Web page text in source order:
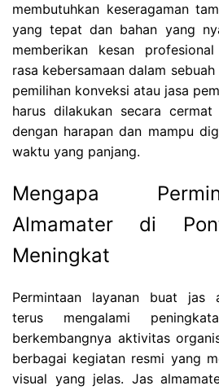
membutuhkan keseragaman
yang tepat dan bahan yang
memberikan kesan
rasa kebersamaan dalam
pemilihan konveksi atau jasa
harus dilakukan secara
dengan harapan dan mampu
waktu yang panjang.
Mengapa
Almamater di
Meningkat
Permintaan layanan buat jas
terus mengalami
berkembangnya aktivitas
berbagai kegiatan resmi yang
visual yang jelas. Jas